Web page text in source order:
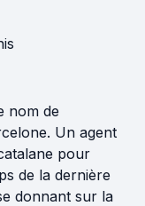
nom de
Un agent
pour
de la dernière
donnant sur la